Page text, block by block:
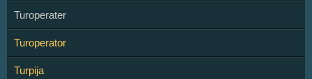
Turoperater
Turoperator
Turpija